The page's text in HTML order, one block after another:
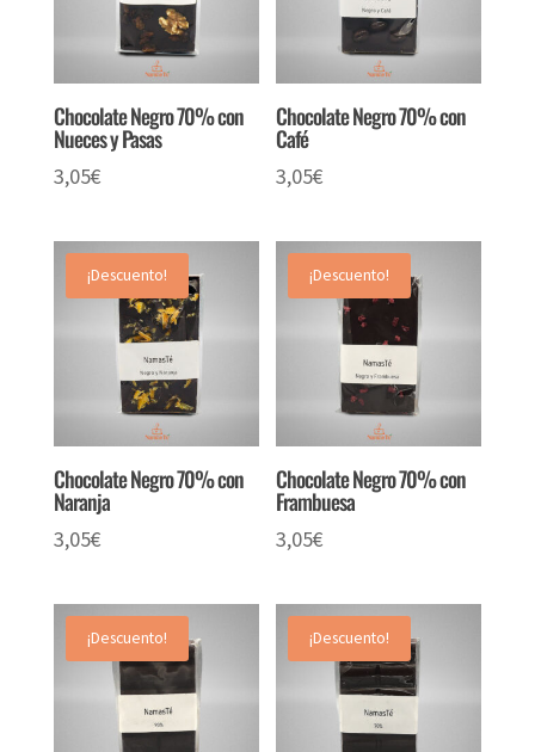
Chocolate Negro 70% con
Nueces y Pasas
3,05€
Chocolate Negro 70% con
Café
3,05€
¡Descuento!
Chocolate Negro 70% con
Naranja
3,05€
¡Descuento!
Chocolate Negro 70% con
Frambuesa
3,05€
¡Descuento! ¡Descuento!